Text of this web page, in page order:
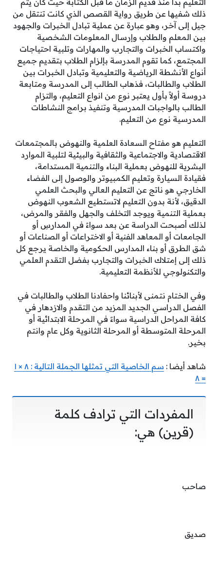
التعليم بدأ منذ قديم الزمان ما قبل الكتابة حيثُ كان يتم
ذلك شفيها عن طريق رواية القصص الذي كانت تنتقل من
جيل إلى آخر، وهو عبارة عن عملية تبادل الخبرات والجهود
بين المعلم والطلاب وإرسال المعلومات الشخصية
واكتساب الخبرات والتجارب والمهارات وتلبية احتياجات
المجتمع، كما تقوم المدرسة بإلزام الطلاب بتقديم جميع
أنواع الأنشطة الرياضية والتعليمية وتبادل الخبرات بين
الطلاب والطالبات، فذهاب الطالب إلى المدرسة ومتابعة
دروسة أولاً بأول يعتبر نوع من انواع التعليم، والتزام
الطالب بالواجبات المدرسية وتنفيذ برامج النشاطات
المدرسية نوع من التعليم.
التعليم هو مفتاح السعادة العلمية والنهوض بالمجتمعات
الاقتصادية والاجتماعية والثقافية والبيئية لتلبية الموارد
البشرية للنهوض بعملية البناء والتنمية المستدامة،
فقيادة السيارة وتعليم الكمبيوتر والوصول إلى الفضاء
الخارجي هو ناتج عن التعليم العالي والبحث العلمي
الدقيق، لأنة بدون التعليم لاتستطيع الشعوب النهوض
بعملية التنمية ويوجد التخلف والجهل والفقر والمرض،
لذلك أصبحت الدراسة عن بعد سواءً في المدارسِ أو
الجامعات أو المعاهد الفنية أو الاختراعات أو الصناعات أو
شق الطرق أو بناء المدارس الحكومية والخاصة يرجع كل
ذلك إلى إمتلاك الخبرات والتجارب بفضل التقدم العلمي
والتكنولوجي للأنظمة التعليمية.
وفي الختام نتمنى لأبنائنا واحفادنا الطلاب والطالبات في
الفصل الدراسي الجديد المزيد من التقدم والازدهار في
كافة المراحل الدراسية سواءً في المرحلة الابتدائية أو
المرحلة المتوسطة أو المرحلة الثانوية وكل عام وانتم
بخير.
شاهد أيضا :
سم الخاصية التي تمثلها الجملة التالية : ٨ × ١
= ٨
المفردات التي ترادف كلمة
(قرين) هي:
صاحب
صديق